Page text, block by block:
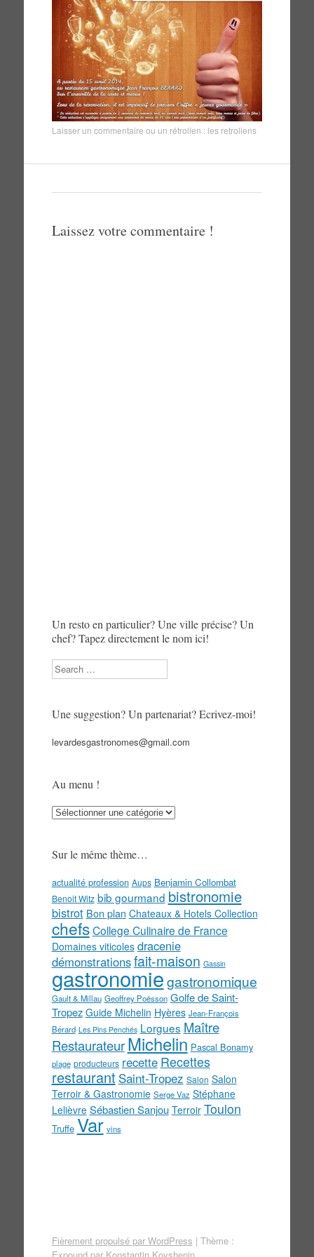
Laisser un commentaire ou un rétrolien : les retroliens
Laissez votre commentaire !
Un resto en particulier? Une ville précise? Un
chef? Tapez directement le nom ici!
Search
Une suggestion? Un partenariat? Ecrivez-moi!
levardesgastronomes@gmail.com
Au menu !
Au
Sur le même thème…
actualité profession Aups Benjamin Collombat
Benoit Witz bib gourmand bistronomie
bistrot Bon plan Chateaux & Hotels Collection
chefs College Culinaire de France
Domaines viticoles dracenie
démonstrationsfait-maison Gassin
gastronomiegastronomique
Gault & Millau Geoffrey Poësson Golfe de Saint-
Tropez Guide Michelin Hyères Jean-François
Bérard Les Pins Penchés Lorgues Maître
Restaurateur Michelin Pascal Bonamy
plage producteurs recette Recettes
restaurant Saint-Tropez Salon Salon
Terroir & Gastronomie Serge Vaz Stéphane
Lelièvre Sébastien Sanjou Terroir Toulon
Truffe Var vins
Fièrement propulsé par WordPress | Thème :